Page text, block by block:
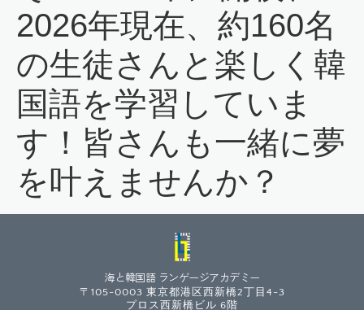
2026年現在、約160名
の生徒さんと楽しく韓
国語を学習していま
す！皆さんも一緒に夢
を叶えませんか？
海と韓国語 ランゲージアカデミー
〒105-0003 東京都港区西新橋2丁目4-3
プロス西新橋ビル 6階